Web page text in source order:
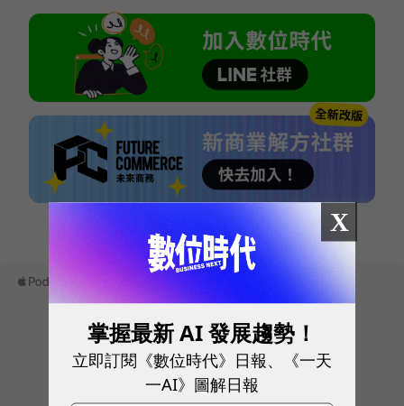
X
掌握最新 AI 發展趨勢！
立即訂閱《數位時代》日報、《一天
一AI》圖解日報